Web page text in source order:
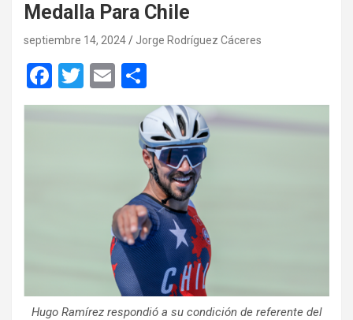
Medalla Para Chile
septiembre 14, 2024 Jorge Rodríguez Cáceres
F
a
T
wi
E
m
ail
o
m
p
ar
tir
Hugo Ramírez respondió a su condición de referente del